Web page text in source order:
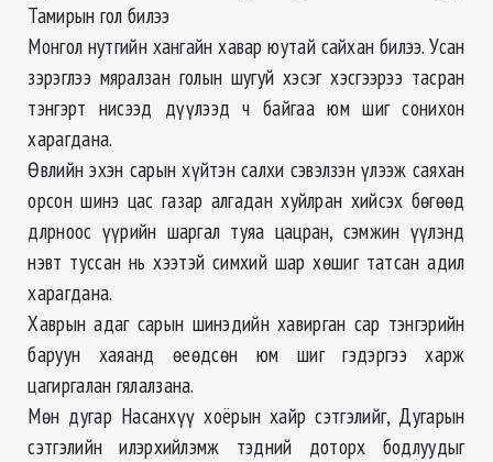
Тамирын гол билээ
Монгол нутгийн хангайн хавар юутай сайхан билээ. Усан
зэрэглээ мяралзан голын шугуй хэсэг хэсгээрээ тасран
тэнгэрт нисээд дүүлээд ч байгаа юм шиг сонихон
харагдана.
Өвлийн эхэн сарын хүйтэн салхи сэвэлзэн үлээж саяхан
орсон шинэ цас газар алгадан хуйлран хийсэх бөгөөд
длрноос үүрийн шаргал туяа цацран, сэмжин үүлэнд
нэвт туссан нь хээтэй симхий шар хөшиг татсан адил
харагдана.
Хаврын адаг сарын шинэдийн хавирган сар тэнгэрийн
баруун хаяанд өеөдсөн юм шиг гэдэргээ харж
цагиргалан гялалзана.
Мөн дугар Насанхүү хоёрын хайр сэтгэлийг, Дугарын
сэтгэлийн илэрхийлэмж тэдний доторх бодлуудыг